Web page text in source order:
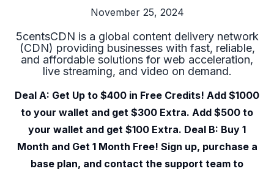
November 25, 2024
5centsCDN is a global content delivery network
(CDN) providing businesses with fast, reliable,
and affordable solutions for web acceleration,
live streaming, and video on demand.
Deal A: Get Up to $400 in Free Credits! Add $1000
to your wallet and get $300 Extra. Add $500 to
your wallet and get $100 Extra. Deal B: Buy 1
Month and Get 1 Month Free! Sign up, purchase a
base plan, and contact the support team to